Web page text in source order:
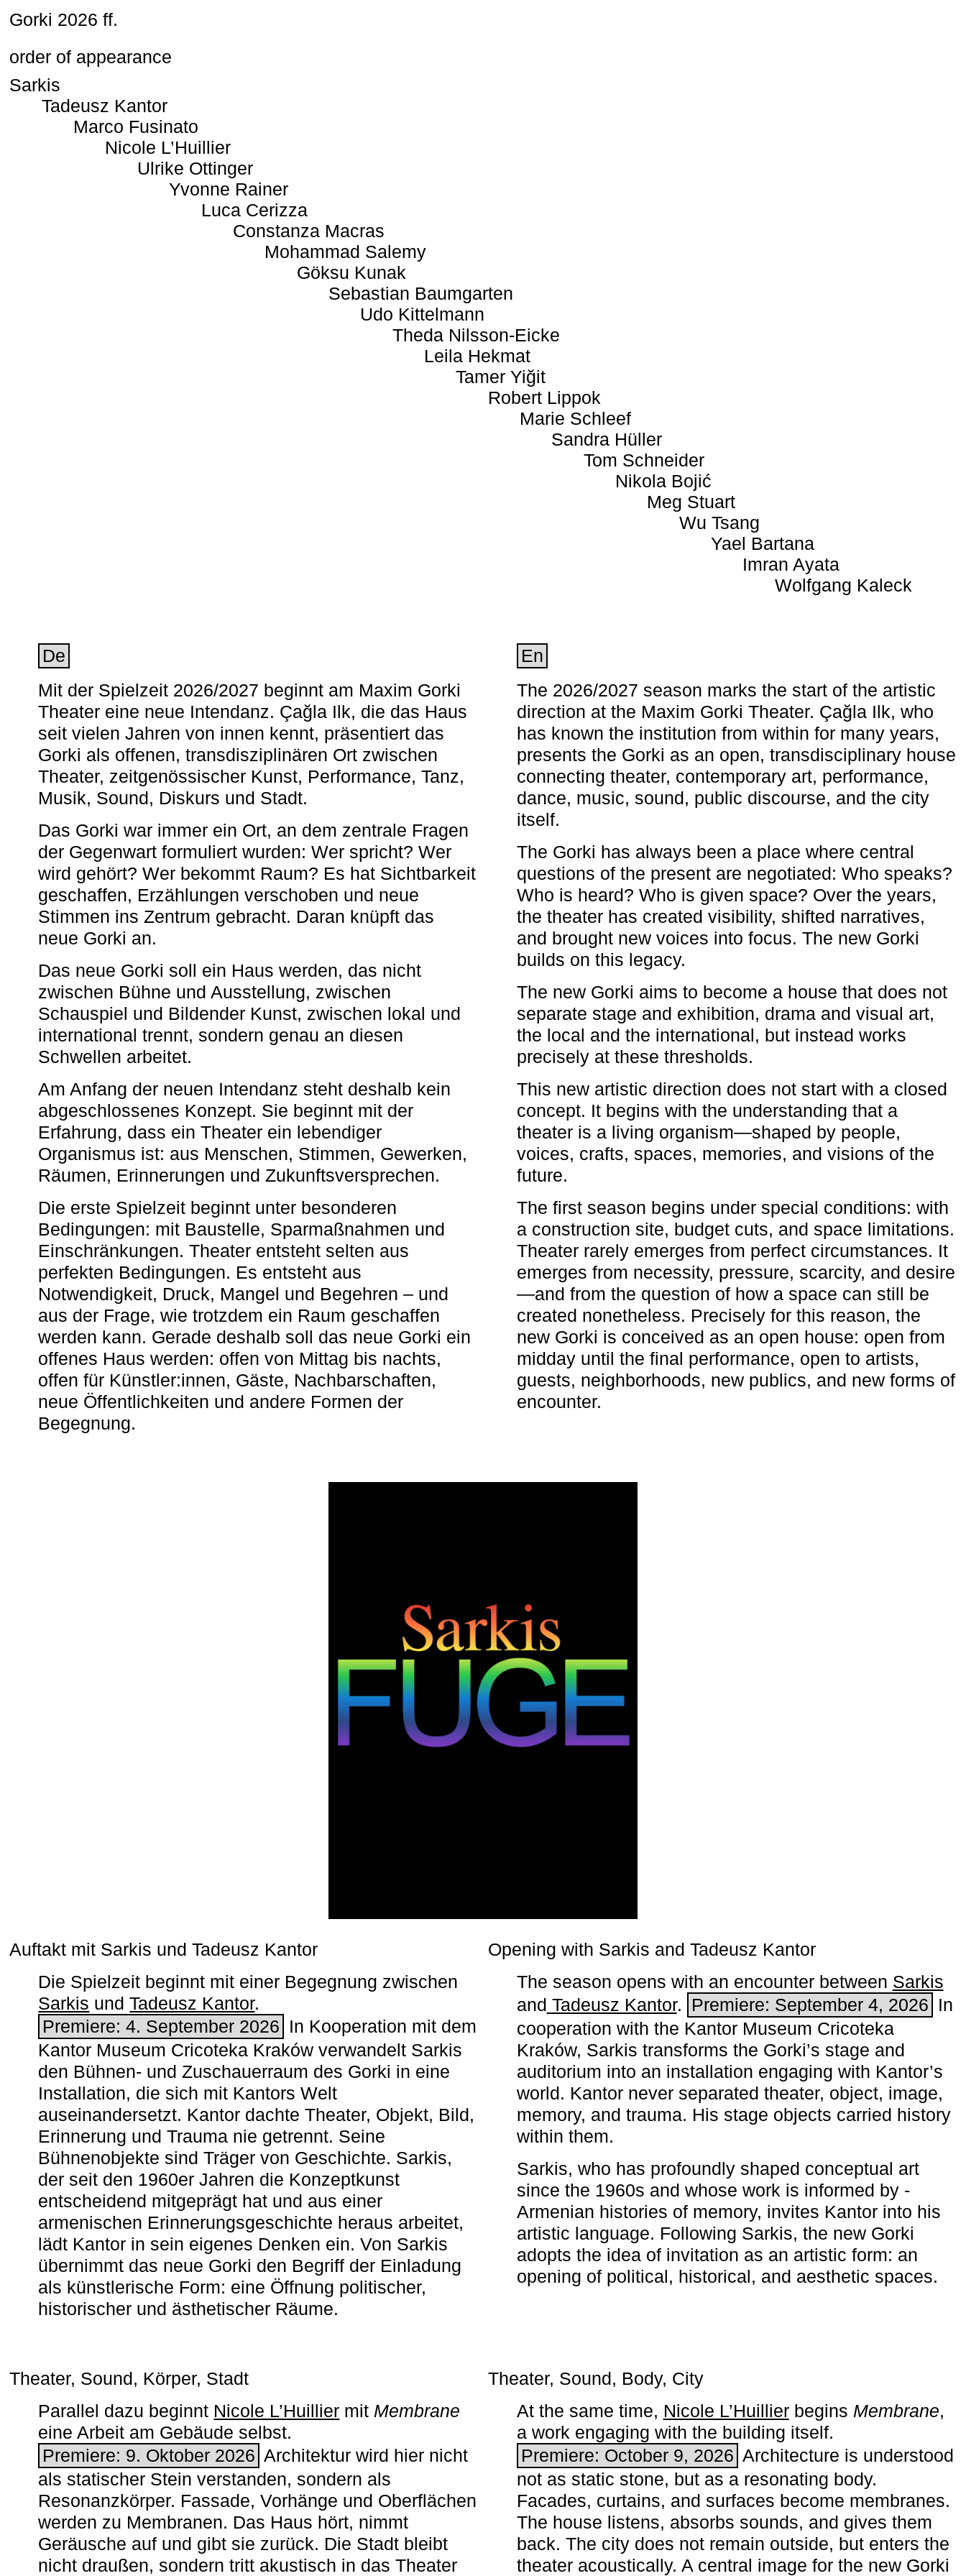
Gorki 2026 ff.
order of appearance
Sarkis
Tadeusz Kantor
Marco Fusinato
Nicole L’Huillier
Ulrike Ottinger
Yvonne Rainer
Luca Cerizza
Constanza Macras
Mohammad Salemy
Göksu Kunak
Sebastian Baumgarten
Udo Kittelmann
Theda Nilsson-Eicke
Leila Hekmat
Tamer Yiğit
Robert Lippok
Marie Schleef
Sandra Hüller
Tom Schneider
Nikola Bojić
Meg Stuart
Wu Tsang
Yael Bartana
Imran Ayata
Wolfgang Kaleck
De
Mit der Spielzeit 2026/2027 beginnt am Maxim Gorki
Theater eine neue Intendanz. Çağla Ilk, die das Haus
seit vielen Jahren von innen kennt, präsentiert das
Gorki als offenen, transdisziplinären Ort zwischen
Theater, zeitgenössischer Kunst, Performance, Tanz,
Musik, Sound, Diskurs und Stadt.
Das Gorki war immer ein Ort, an dem zentrale Fragen
der Gegenwart formuliert wurden: Wer spricht? Wer
wird gehört? Wer bekommt Raum? Es hat Sichtbarkeit
geschaffen, Erzählungen verschoben und neue
Stimmen ins Zentrum gebracht. Daran knüpft das
neue Gorki an.
Das neue Gorki soll ein Haus werden, das nicht
zwischen Bühne und Ausstellung, zwischen
Schauspiel und Bildender Kunst, zwischen lokal und
international trennt, sondern genau an diesen
Schwellen arbeitet.
Am Anfang der neuen Intendanz steht deshalb kein
abgeschlossenes Konzept. Sie beginnt mit der
Erfahrung, dass ein Theater ein lebendiger
Organismus ist: aus Menschen, Stimmen, Gewerken,
Räumen, Erinnerungen und Zukunftsversprechen.
Die erste Spielzeit beginnt unter besonderen
Bedingungen: mit Baustelle, Sparmaßnahmen und
Einschränkungen. Theater entsteht selten aus
perfekten Bedingungen. Es entsteht aus
Notwendigkeit, Druck, Mangel und Begehren – und
aus der Frage, wie trotzdem ein Raum geschaffen
werden kann. Gerade deshalb soll das neue Gorki ein
offenes Haus werden: offen von Mittag bis nachts,
offen für Künstler:innen, Gäste, Nachbarschaften,
neue Öffentlichkeiten und andere Formen der
Begegnung.
En
The 2026/2027 season marks the start of the artistic
direction at the Maxim Gorki Theater. Çağla Ilk, who
has known the institution from within for many years,
presents the Gorki as an open, transdisciplinary house
connecting theater, contemporary art, performance,
dance, music, sound, public discourse, and the city
itself.
The Gorki has always been a place where central
questions of the present are negotiated: Who speaks?
Who is heard? Who is given space? Over the years,
the theater has created visibility, shifted narratives,
and brought new voices into focus. The new Gorki
builds on this legacy.
The new Gorki aims to become a house that does not
separate stage and exhibition, drama and visual art,
the local and the international, but instead works
precisely at these thresholds.
This new artistic direction does not start with a closed
concept. It begins with the understanding that a
theater is a living organism—shaped by people,
voices, crafts, spaces, memories, and visions of the
future.
The first season begins under special conditions: with
a construction site, budget cuts, and space limitations.
Theater rarely emerges from perfect circumstances. It
emerges from necessity, pressure, scarcity, and desire
—and from the question of how a space can still be
created nonetheless. Precisely for this reason, the
new Gorki is conceived as an open house: open from
midday until the final performance, open to artists,
guests, neighborhoods, new publics, and new forms of
encounter.
Auftakt mit Sarkis und Tadeusz Kantor
Die Spielzeit beginnt mit einer Begegnung zwischen
Sarkis undTadeusz Kantor.
Premiere: 4. September 2026 In Kooperation mit dem
Kantor Museum Cricoteka Kraków verwandelt Sarkis
den Bühnen- und Zuschauerraum des Gorki in eine
Installation, die sich mit Kantors Welt
auseinandersetzt. Kantor dachte Theater, Objekt, Bild,
Erinnerung und Trauma nie getrennt. Seine
Bühnenobjekte sind Träger von Geschichte. Sarkis,
der seit den 1960er Jahren die Konzeptkunst
entscheidend mitgeprägt hat und aus einer
armenischen ­Erinnerungsgeschichte heraus arbeitet,
lädt Kantor in sein eigenes Denken ein. Von Sarkis
übernimmt das neue Gorki den Begriff der Einladung
als künstlerische Form: eine Öffnung politischer,
historischer und ästhetischer Räume.
Opening with Sarkis and Tadeusz Kantor
The season opens with an encounter between Sarkis
and Tadeusz Kantor. Premiere: September 4, 2026 In
cooperation with the ­Kantor Museum Cricoteka
Kraków, Sarkis transforms the Gorki’s stage and
auditorium into an installation engaging with Kantor’s
world. Kantor never separated theater, object, image,
memory, and trauma. His stage objects carried history
within them.
Sarkis, who has profoundly shaped conceptual art
since the 1960s and whose work is informed by ­
Armenian histories of memory, invites Kantor into his
artistic language. Following Sarkis, the new Gorki
adopts the idea of invitation as an artistic form: an
opening of political, historical, and aesthetic spaces.
Theater, Sound, Körper, Stadt
Parallel dazu beginnt Nicole L’Huillier mit ­ Membrane
eine Arbeit am Gebäude selbst.
Premiere: 9. Oktober 2026 Architektur wird hier nicht
als statischer Stein verstanden, sondern als
Resonanzkörper. Fassade, Vorhänge und Oberflächen
werden zu Membranen. Das Haus hört, nimmt
Geräusche auf und gibt sie zurück. Die Stadt bleibt
nicht draußen, sondern tritt akustisch in das Theater
Theater, Sound, Body, City
At the same time, Nicole L’Huillierbegins ­ Membrane,
a work engaging with the building itself.
Premiere: October 9, 2026 Architecture is understood
not as static stone, but as a resonating body.
Facades, curtains, and surfaces become membranes.
The house listens, absorbs sounds, and gives them
back. The city does not remain outside, but enters the
theater acoustically. A central image for the new Gorki